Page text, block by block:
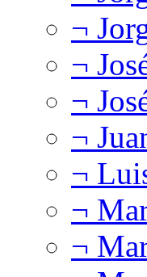
¬
¬
¬
¬
¬
¬
¬